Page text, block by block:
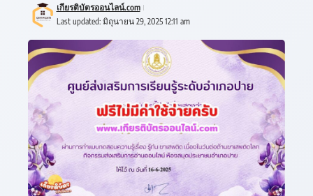
Last updated: มิถุนายน 29, 2025 12:11 am
เกียรติบัตรออนไลน์.com